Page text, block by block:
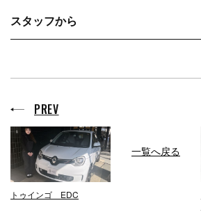
スタッフから
PREV
トゥインゴ EDC
一覧へ戻る